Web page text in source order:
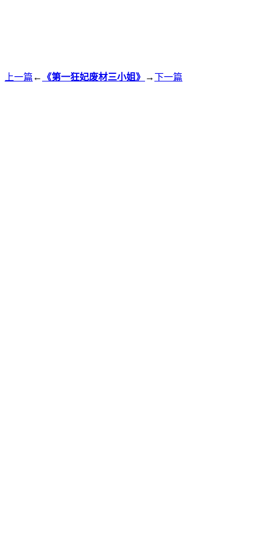
上一篇 ← 《第一狂妃废材三小姐》 →下一篇